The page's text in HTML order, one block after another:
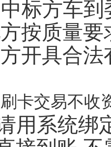
标方车
按质量
开具合
卡交易不收
用系统绑